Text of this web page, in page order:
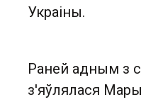
Украіны.
Раней адным з
з'яўлялася